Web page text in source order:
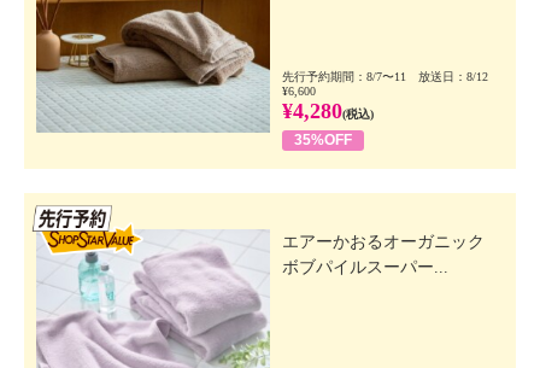
先行予約期間：8/7〜11 放送日：8/12
¥6,600
¥4,280(税込)
35%OFF
エアーかおるオーガニック
ボブパイルスーパー...